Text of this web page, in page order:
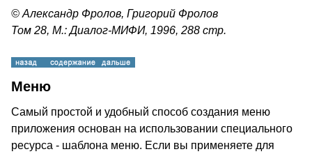
© Александр Фролов, Григорий Фролов
Том 28, М.: Диалог-МИФИ, 1996, 288 стр.
Меню
Самый простой и удобный способ создания меню
приложения основан на использовании специального
ресурса - шаблона меню. Если вы применяете для